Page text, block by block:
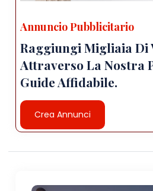
Annuncio Pubblicitario
Raggiungi Migliaia Di
Attraverso La Nostra
Guide Affidabile.
Crea Annunci